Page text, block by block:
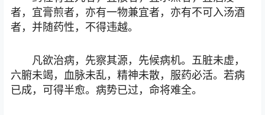
者，宜膏煎者，亦有一物兼宜者，亦有不可入汤酒
者，并随药性，不得违越。
凡欲治病，先察其源，先候病机。五脏未虚，
六腑未竭，血脉未乱，精神未散，服药必活。若病
已成，可得半愈。病势已过，命将难全。